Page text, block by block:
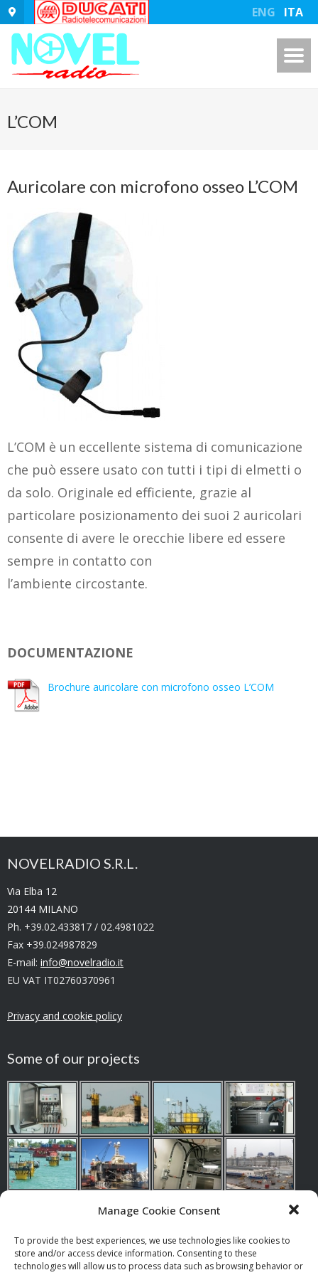
Manage Cookie Consent
To provide the best experiences, we use technologies like cookies to
store and/or access device information. Consenting to these
technologies will allow us to process data such as browsing behavior or
ENG ITA
L’COM
Auricolare con microfono osseo L’COM
L’COM è un eccellente sistema di comunicazione
che può essere usato con tutti i tipi di elmetti o
da solo. Originale ed efficiente, grazie al
particolare posizionamento dei suoi 2 auricolari
consente di avere le orecchie libere ed essere
sempre in contatto con
l’ambiente circostante.
DOCUMENTAZIONE
Brochure auricolare con microfono osseo L’COM
NOVELRADIO S.R.L.
Via Elba 12
20144 MILANO
Ph. +39.02.433817 / 02.4981022
Fax +39.024987829
E-mail: info@novelradio.it
EU VAT IT02760370961
Privacy and cookie policy
Some of our projects
Our references